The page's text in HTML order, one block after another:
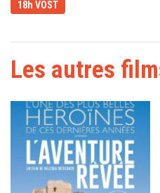
18h VOST
Les autres